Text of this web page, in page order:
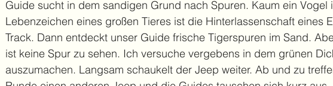
Guide sucht in dem sandigen Grund nach Spuren. Kaum ein Vogel
Lebenzeichen eines großen Tieres ist die Hinterlassenschaft eines
Track. Dann entdeckt unser Guide frische Tigerspuren im Sand.
ist keine Spur zu sehen. Ich versuche vergebens in dem grünen
auszumachen. Langsam schaukelt der Jeep weiter. Ab und zu